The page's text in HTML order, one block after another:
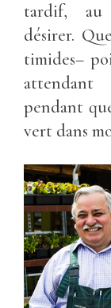
tardif, au
désirer.
timides–
attendant
pendant
vert dans